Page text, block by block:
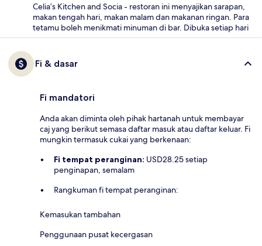
Celia’s Kitchen and Socia - restoran ini menyajikan sarapan,
makan tengah hari, makan malam dan makanan ringan. Para
tetamu boleh menikmati minuman di bar. Dibuka setiap hari
Fi & dasar
Fi mandatori
Anda akan diminta oleh pihak hartanah untuk membayar
caj yang berikut semasa daftar masuk atau daftar keluar. Fi
mungkin termasuk cukai yang berkenaan:
Fi tempat peranginan: USD28.25 setiap
penginapan, semalam
Rangkuman fi tempat peranginan:
Kemasukan tambahan
Penggunaan pusat kecergasan